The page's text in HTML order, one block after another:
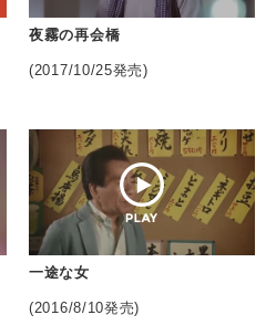
夜霧の再会橋
(2017/10/25発売)
一途な女
(2016/8/10発売)